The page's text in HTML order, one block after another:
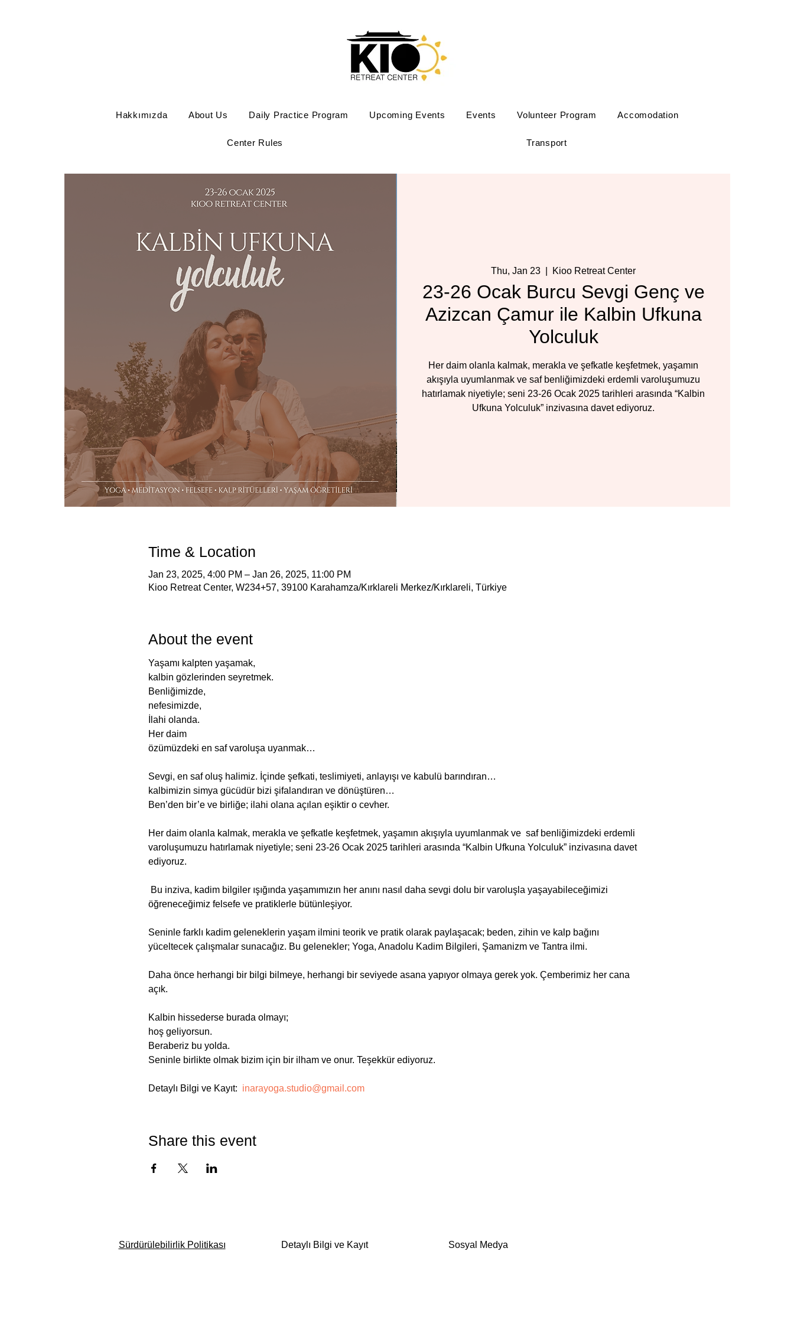
Hakkımızda About Us Daily Practice Program Upcoming Events Events Volunteer Program Accomodation
Center Rules Transport
Thu, Jan 23 Kioo Retreat Center
23-26 Ocak Burcu Sevgi Genç ve
Azizcan Çamur ile Kalbin Ufkuna
Yolculuk
Her daim olanla kalmak, merakla ve şefkatle keşfetmek, yaşamın
akışıyla uyumlanmak ve saf benliğimizdeki erdemli varoluşumuzu
hatırlamak niyetiyle; seni 23-26 Ocak 2025 tarihleri arasında “Kalbin
Ufkuna Yolculuk” inzivasına davet ediyoruz.
Time & Location
Jan 23, 2025, 4:00 PM – Jan 26, 2025, 11:00 PM
Kioo Retreat Center, W234+57, 39100 Karahamza/Kırklareli Merkez/Kırklareli, Türkiye
About the event
Yaşamı kalpten yaşamak,
kalbin gözlerinden seyretmek.
Benliğimizde,
nefesimizde,
İlahi olanda.
Her daim
özümüzdeki en saf varoluşa uyanmak…
Sevgi, en saf oluş halimiz. İçinde şefkati, teslimiyeti, anlayışı ve kabulü barındıran…
kalbimizin simya gücüdür bizi şifalandıran ve dönüştüren…
Ben’den bir’e ve birliğe; ilahi olana açılan eşiktir o cevher.
Her daim olanla kalmak, merakla ve şefkatle keşfetmek, yaşamın akışıyla uyumlanmak ve  saf benliğimizdeki erdemli
varoluşumuzu hatırlamak niyetiyle; seni 23-26 Ocak 2025 tarihleri arasında “Kalbin Ufkuna Yolculuk” inzivasına davet
ediyoruz.
Bu inziva, kadim bilgiler ışığında yaşamımızın her anını nasıl daha sevgi dolu bir varoluşla yaşayabileceğimizi
öğreneceğimiz felsefe ve pratiklerle bütünleşiyor.
Seninle farklı kadim geleneklerin yaşam ilmini teorik ve pratik olarak paylaşacak; beden, zihin ve kalp bağını
yüceltecek çalışmalar sunacağız. Bu gelenekler; Yoga, Anadolu Kadim Bilgileri, Şamanizm ve Tantra ilmi.
Daha önce herhangi bir bilgi bilmeye, herhangi bir seviyede asana yapıyor olmaya gerek yok. Çemberimiz her cana
açık.
Kalbin hissederse burada olmayı;
hoş geliyorsun.
Beraberiz bu yolda.
Seninle birlikte olmak bizim için bir ilham ve onur. Teşekkür ediyoruz.
Detaylı Bilgi ve Kayıt: inarayoga.studio@gmail.com
Share this event
Sürdürülebilirlik Politikası Detaylı Bilgi ve Kayıt Sosyal Medya